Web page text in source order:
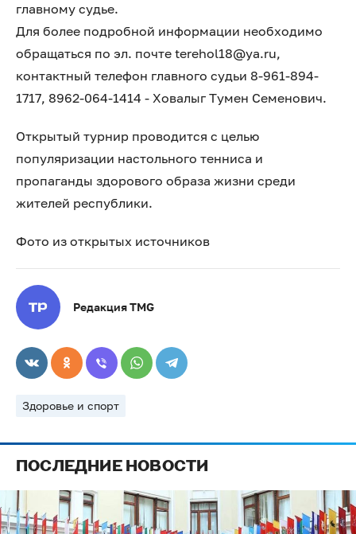
главному судье.
Для более подробной информации необходимо
обращаться по эл. почте terehol18@ya.ru,
контактный телефон главного судьи 8-961-894-
1717, 8962-064-1414 - Ховалыг Тумен Семенович.
Открытый турнир проводится с целью
популяризации настольного тенниса и
пропаганды здорового образа жизни среди
жителей республики.
Фото из открытых источников
Редакция TMG
Здоровье и спорт
ПОСЛЕДНИЕ НОВОСТИ